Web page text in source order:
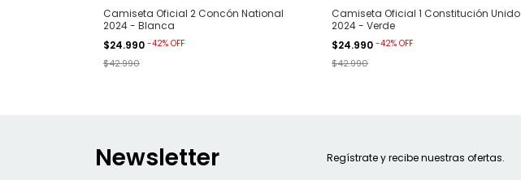
Camiseta Oficial 2 Concón National
2024 - Blanca
$24.990 -42% OFF
$42.990
Camiseta Oficial 1 Constitución Unido
2024 - Verde
$24.990-42%OFF
$42.990
Newsletter Regístrate y recibe nuestras ofertas.